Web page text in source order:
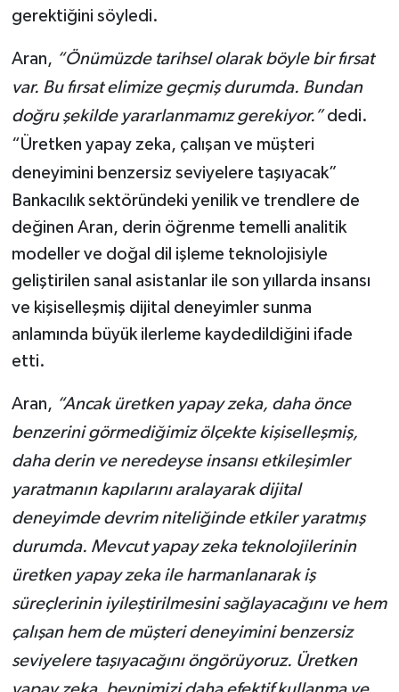
gerektiğini söyledi.
Aran, “Önümüzde tarihsel olarak böyle bir fırsat
var. Bu fırsat elimize geçmiş durumda. Bundan
doğru şekilde yararlanmamız gerekiyor.”dedi.
“Üretken yapay zeka, çalışan ve müşteri
deneyimini benzersiz seviyelere taşıyacak”
Bankacılık sektöründeki yenilik ve trendlere de
değinen Aran, derin öğrenme temelli analitik
modeller ve doğal dil işleme teknolojisiyle
geliştirilen sanal asistanlar ile son yıllarda insansı
ve kişiselleşmiş dijital deneyimler sunma
anlamında büyük ilerleme kaydedildiğini ifade
etti.
Aran, “Ancak üretken yapay zeka, daha önce
benzerini görmediğimiz ölçekte kişiselleşmiş,
daha derin ve neredeyse insansı etkileşimler
yaratmanın kapılarını aralayarak dijital
deneyimde devrim niteliğinde etkiler yaratmış
durumda. Mevcut yapay zeka teknolojilerinin
üretken yapay zeka ile harmanlanarak iş
süreçlerinin iyileştirilmesini sağlayacağını ve hem
çalışan hem de müşteri deneyimini benzersiz
seviyelere taşıyacağını öngörüyoruz. Üretken